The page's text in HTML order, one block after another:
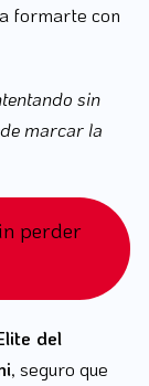
formarte con
sin
marcar la
perder
del
, seguro que